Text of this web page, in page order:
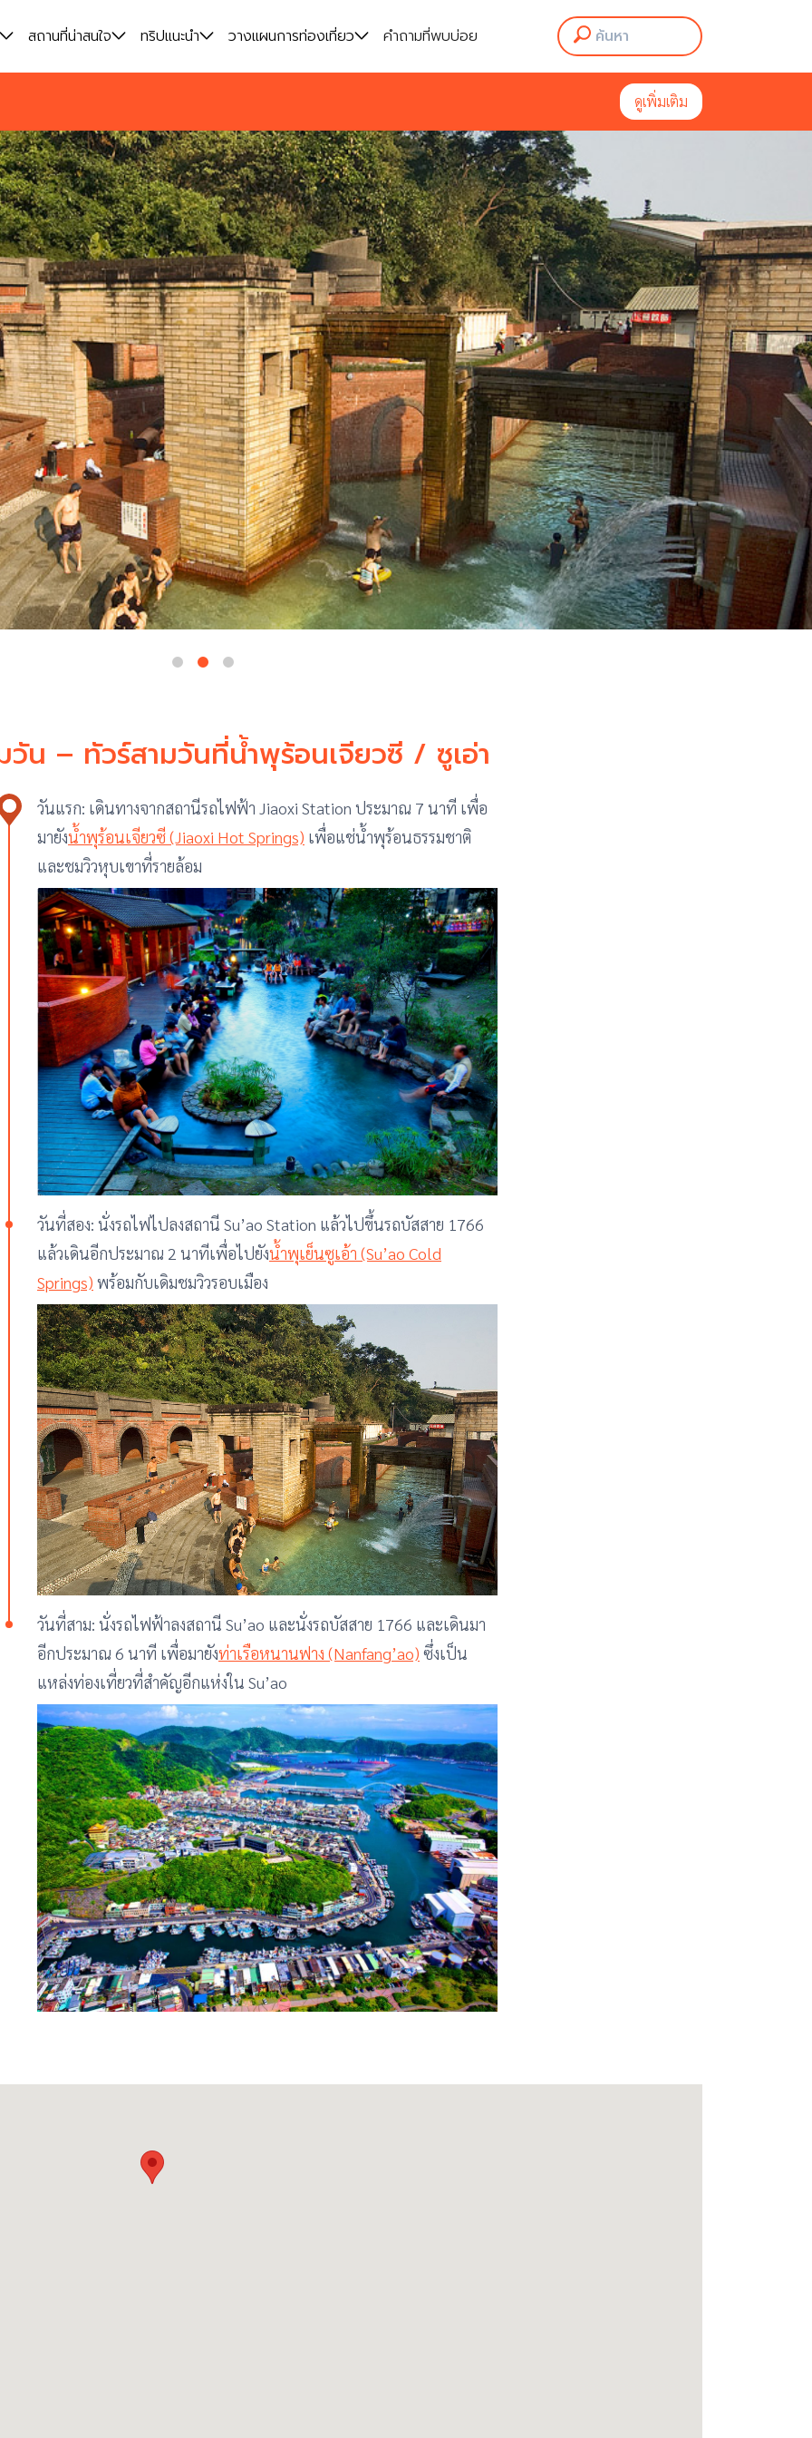
สถานที่น่าสนใจ ทริปแนะนำ วางแผนการท่องเที่ยว คำถามที่พบบ่อย
ดูเพิ่มเติม
วัน – ทัวร์สามวันที่น้ำพุร้อนเจียวซี / ซูเอ่า
วันแรก: เดินทางจากสถานีรถไฟฟ้า Jiaoxi Station ประมาณ 7 นาที เพื่อ
มายังน้ำพุร้อนเจียวซี (Jiaoxi Hot Springs) เพื่อแช่น้ำพุร้อนธรรมชาติ
และชมวิวหุบเขาที่รายล้อม
วันที่สอง: นั่งรถไฟไปลงสถานี Su’ao Station แล้วไปขึ้นรถบัสสาย 1766
แล้วเดินอีกประมาณ 2 นาทีเพื่อไปยังน้ำพุเย็นซูเอ้า (Su’ao Cold
Springs) พร้อมกับเดิมชมวิวรอบเมือง
วันที่สาม: นั่งรถไฟฟ้าลงสถานี Su’ao และนั่งรถบัสสาย 1766 และเดินมา
อีกประมาณ 6 นาที เพื่อมายังท่าเรือหนานฟาง (Nanfang’ao) ซึ่งเป็น
แหล่งท่องเที่ยวที่สำคัญอีกแห่งใน Su’ao